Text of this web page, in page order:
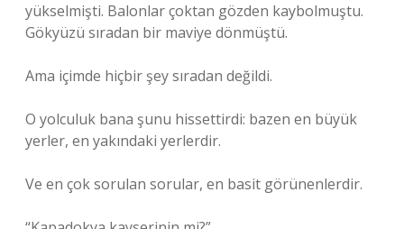
yükselmişti. Balonlar çoktan gözden kaybolmuştu.
Gökyüzü sıradan bir maviye dönmüştü.
Ama içimde hiçbir şey sıradan değildi.
O yolculuk bana şunu hissettirdi: bazen en büyük
yerler, en yakındaki yerlerdir.
Ve en çok sorulan sorular, en basit görünenlerdir.